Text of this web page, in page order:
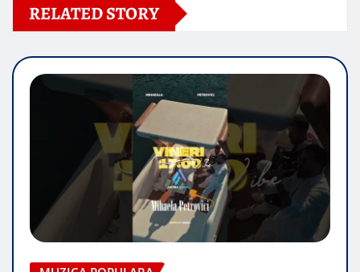
RELATED STORY